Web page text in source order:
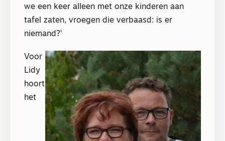
we een keer alleen met onze kinderen aan
tafel zaten, vroegen die verbaasd: is er
niemand?’
Voor
Lidy
hoort
het